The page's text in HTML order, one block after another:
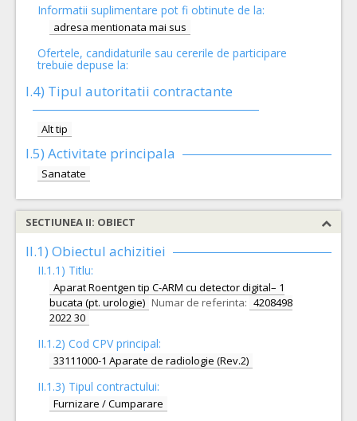
Informatii suplimentare pot fi obtinute de la:
adresa mentionata mai sus
Ofertele, candidaturile sau cererile de participare
trebuie depuse la:
I.4) Tipul autoritatii contractante
Alt tip
I.5) Activitate principala
Sanatate
SECTIUNEA II: OBIECT
II.1) Obiectul achizitiei
II.1.1) Titlu:
Aparat Roentgen tip C-ARM cu detector digital– 1
bucata (pt. urologie) Numar de referinta: 4208498
2022 30
II.1.2) Cod CPV principal:
33111000-1 Aparate de radiologie (Rev.2)
II.1.3) Tipul contractului:
Furnizare / Cumparare